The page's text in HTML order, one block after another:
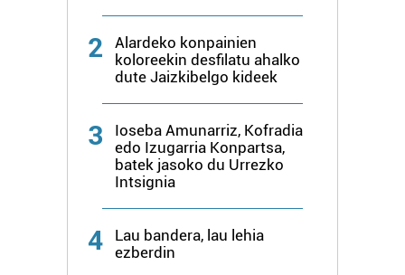
2
Alardeko konpainien
koloreekin desfilatu ahalko
dute Jaizkibelgo kideek
3
Ioseba Amunarriz, Kofradia
edo Izugarria Konpartsa,
batek jasoko du Urrezko
Intsignia
4
Lau bandera, lau lehia
ezberdin